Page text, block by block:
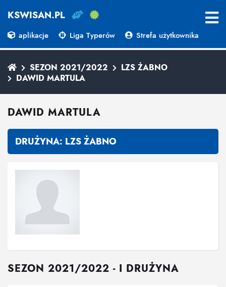
KSWISAN.PL
aplikacje Liga Typerów Strefa użytkownika
SEZON 2021/2022
LZS ŻABNO
DAWID MARTULA
DAWID MARTULA
DRUŻYNA: LZS ŻABNO
SEZON 2021/2022 - I DRUŻYNA